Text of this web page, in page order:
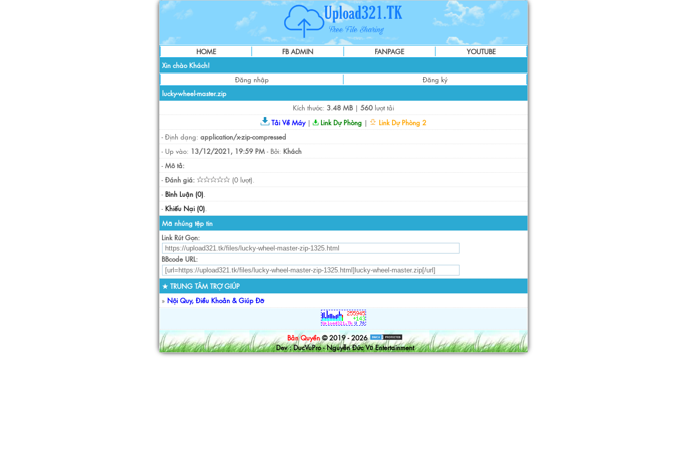
HOME FB ADMIN FANPAGE
YOUTUBE
Xin chào Khách!
Đăng nhập
Đăng ký
lucky-wheel-master.zip
Kích thước: 3.48 MB| 560 lượt tải
Tải Về Máy| Link Dự Phòng |
Link Dự Phòng 2
- Định dạng: application/x-zip-compressed
- Up vào: 13/12/2021, 19:59 PM - Bởi: Khách
- Mô tả:
- Đánh giá:
(0 lượt).
- Bình Luận (0).
- Khiếu Nại (0).
Mã nhúng tệp tin
Link Rút Gọn:
BBcode URL:
★ TRUNG TÂM TRỢ GIÚP
» Nội Quy, Điều Khoản & Giúp Đỡ
Bản Quyền © 2019 - 2026
Dev : DucVuPro - Nguyễn Đức Vũ Entertainment